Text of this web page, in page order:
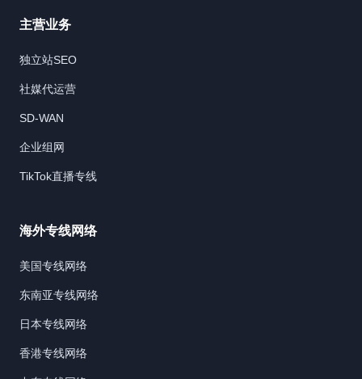
三
主营业务
独立站SEO
社媒代运营
SD-WAN
企业组网
TikTok直播专线
海外专线网络
美国专线网络
东南亚专线网络
日本专线网络
香港专线网络